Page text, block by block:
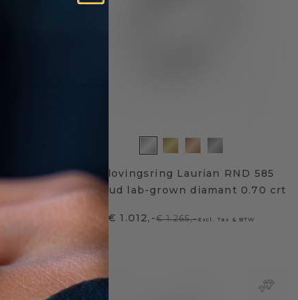
2 585
crt
Verlovingsring Laurian RND 585
witgoud lab-grown diamant 0.70 crt
€ 1.012,-€ 1.265,-Excl. Tax & BTW